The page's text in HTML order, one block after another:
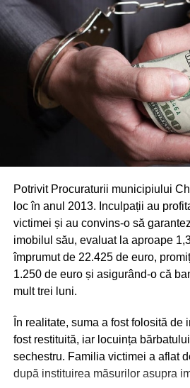
Potrivit Procuraturii municipiului
loc în anul 2013. Inculpații au
victimei și au convins-o să
imobilul său, evaluat la aproape
împrumut de 22.425 de euro,
1.250 de euro și asigurând-o că
mult trei luni.
În realitate, suma a fost folosită de
fost restituită, iar locuința
sechestru. Familia victimei a aflat
după instituirea măsurilor asupra